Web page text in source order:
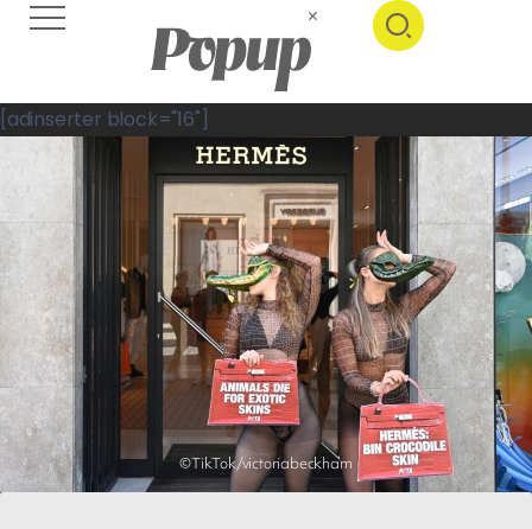
[adinserter block="16"]
©TikTok/victoriabeckham